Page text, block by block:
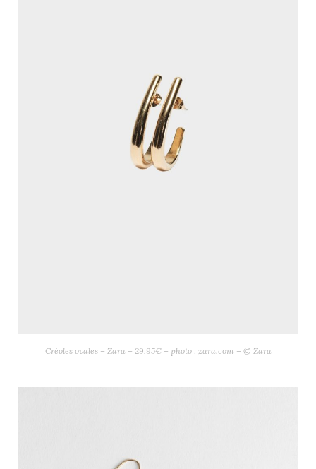
Créoles ovales – Zara – 29,95€ – photo : zara.com – © Zara